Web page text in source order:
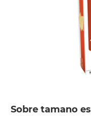
Sobre tamano